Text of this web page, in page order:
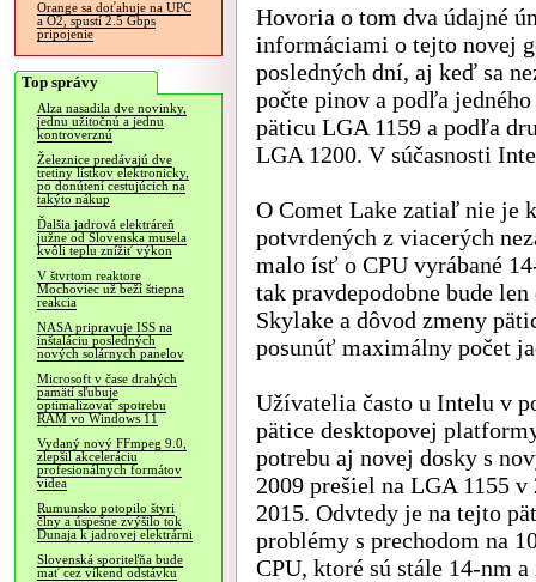
Orange sa doťahuje na UPC
a O2, spustí 2.5 Gbps
pripojenie
Top správy
Alza nasadila dve novinky,
jednu užitočnú a jednu
kontroverznú
Železnice predávajú dve
tretiny lístkov elektronicky,
po donútení cestujúcich na
takýto nákup
Ďalšia jadrová elektráreň
južne od Slovenska musela
kvôli teplu znížiť výkon
V štvrtom reaktore
Mochoviec už beží štiepna
reakcia
NASA pripravuje ISS na
inštaláciu posledných
nových solárnych panelov
Microsoft v čase drahých
pamätí sľubuje
optimalizovať spotrebu
RAM vo Windows 11
Vydaný nový FFmpeg 9.0,
zlepšil akceleráciu
profesionálnych formátov
videa
Rumunsko potopilo štyri
člny a úspešne zvýšilo tok
Dunaja k jadrovej elektrárni
Slovenská sporiteľňa bude
mať cez víkend odstávku
Hovoria o tom dva údajné
informáciami o tejto novej
posledných dní, aj keď sa
počte pinov a podľa
päticu LGA 1159 a podľa
LGA 1200. V súčasnosti
O Comet Lake zatiaľ nie je
potvrdených z viacerých
malo ísť o CPU vyrábané
tak pravdepodobne bude
Skylake a dôvod zmeny
posunúť maximálny počet
Užívatelia často u Intelu v
pätice desktopovej
potrebu aj novej dosky s
2009 prešiel na LGA 1155
2015. Odvtedy je na tejto
problémy s prechodom na
CPU, ktoré sú stále 14-nm